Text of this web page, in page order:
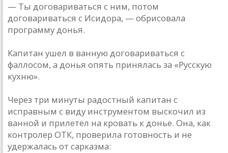
— Ты договариваться с ним, потом
договариваться с Исидора, — обрисовала
программу донья.
Капитан ушел в ванную договариваться с
фаллосом, а донья опять принялась за «Русскую
кухню».
Через три минуты радостный капитан с
исправным с виду инструментом выскочил из
ванной и прилетел на кровать к донье. Она, как
контролер ОТК, проверила готовность и не
удержалась от сарказма: